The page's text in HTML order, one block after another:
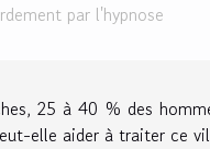
par l'hypnose
25 à 40 % des
elle aider à traiter ce